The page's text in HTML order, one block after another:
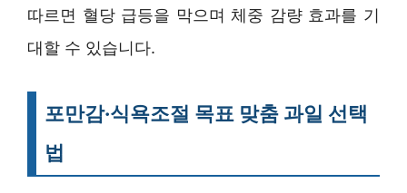
따르면 혈당 급등을 막으며 체중 감량 효과를 기
대할 수 있습니다.
포만감·식욕조절 목표 맞춤 과일 선택
법